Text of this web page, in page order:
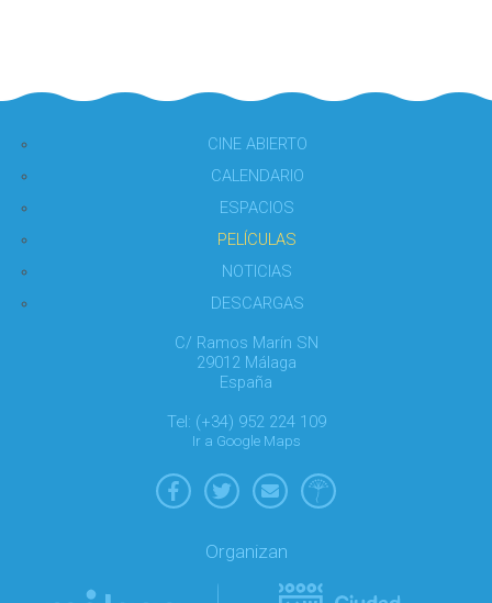
CINE ABIERTO
CALENDARIO
ESPACIOS
PELÍCULAS
NOTICIAS
DESCARGAS
C/ Ramos Marín SN
29012 Málaga
España
Tel: (+34) 952 224 109
Ir a Google Maps
Organizan